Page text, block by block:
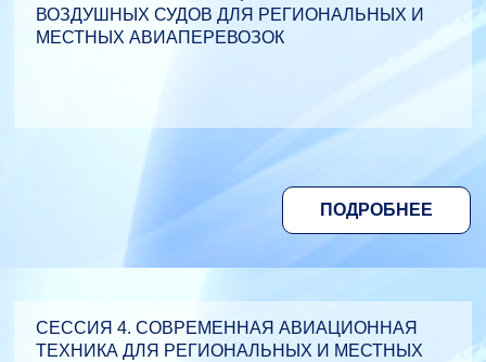
ВОЗДУШНЫХ СУДОВ ДЛЯ РЕГИОНАЛЬНЫХ И
МЕСТНЫХ АВИАПЕРЕВОЗОК
ПОДРОБНЕЕ
СЕССИЯ 4. СОВРЕМЕННАЯ АВИАЦИОННАЯ
ТЕХНИКА ДЛЯ РЕГИОНАЛЬНЫХ И МЕСТНЫХ